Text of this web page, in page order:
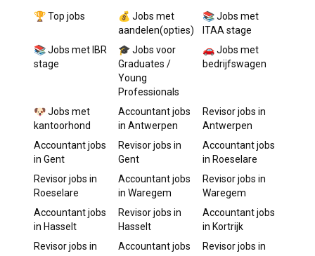
🏆 Top jobs
💰 Jobs met
aandelen(opties)
📚 Jobs met
ITAA stage
📚 Jobs met IBR
stage
🎓 Jobs voor
Graduates /
Young
Professionals
🚗 Jobs met
bedrijfswagen
🐶 Jobs met
kantoorhond
Accountantjobs
in Antwerpen
Revisorjobs in
Antwerpen
Accountantjobs
in Gent
Revisorjobs in
Gent
Accountantjobs
in Roeselare
Revisorjobs in
Roeselare
Accountantjobs
in Waregem
Revisorjobs in
Waregem
Accountantjobs
in Hasselt
Revisorjobs in
Hasselt
Accountantjobs
in Kortrijk
Revisorjobs in
Accountantjobs
Revisorjobs in